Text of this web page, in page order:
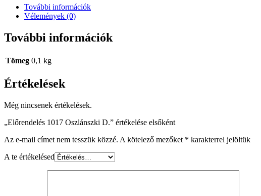
További információk
Vélemények (0)
További információk
Tömeg 0,1 kg
Értékelések
Még nincsenek értékelések.
„Előrendelés 1017 Oszlánszki D.” értékelése elsőként
Az e-mail címet nem tesszük közzé. A kötelező mezőket * karakterrel jelöltük
A te értékelésed